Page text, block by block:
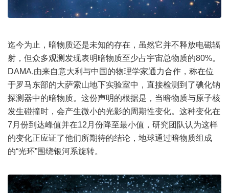
迄今为止，暗物质还是未知的存在，虽然它并不释放电磁辐
射，但众多观测发现表明暗物质至少占宇宙总物质的80%。
DAMA,由来自意大利与中国的物理学家通力合作，称在位
于罗马东部的大萨索山地下实验室中，直接检测到了碘化钠
探测器中的暗物质。这份声明的根据是，当暗物质与原子核
发生碰撞时，会产生微小的光影的周期性变化。这种变化在
7月份到达峰值并在12月份降至最小值，研究团队认为这样
的变化正应证了他们所期待的结论，地球通过暗物质组成
的“光环”围绕银河系旋转。